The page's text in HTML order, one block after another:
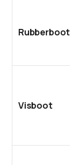
Rubberboot
Visboot